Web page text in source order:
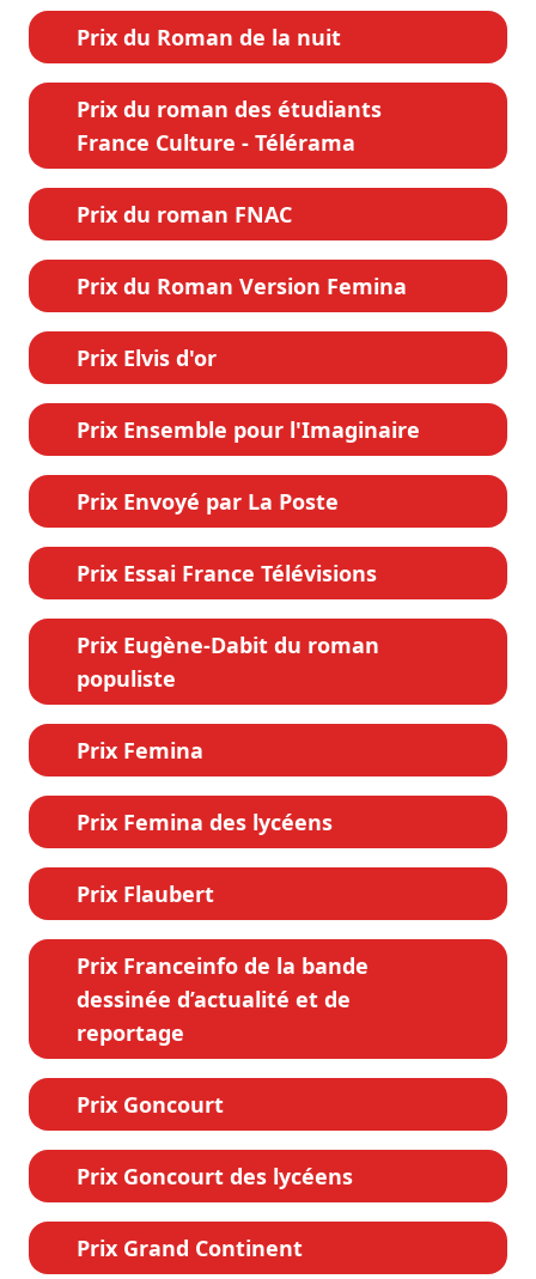
Prix du Roman de la nuit
Prix du roman des étudiants
France Culture - Télérama
Prix du roman FNAC
Prix du Roman Version Femina
Prix Elvis d'or
Prix Ensemble pour l'Imaginaire
Prix Envoyé par La Poste
Prix Essai France Télévisions
Prix Eugène-Dabit du roman
populiste
Prix Femina
Prix Femina des lycéens
Prix Flaubert
Prix Franceinfo de la bande
dessinée d’actualité et de
reportage
Prix Goncourt
Prix Goncourt des lycéens
Prix Grand Continent